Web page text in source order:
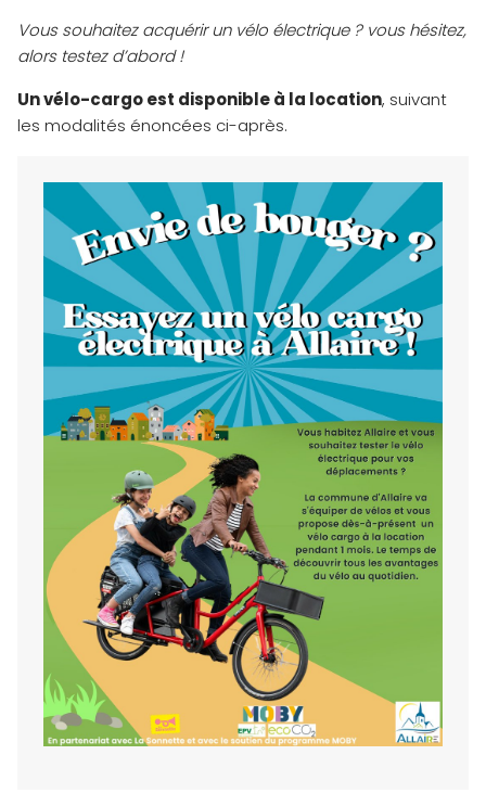
Vous souhaitez acquérir un vélo électrique ? vous hésitez,
alors testez d’abord !
Un vélo-cargo est disponible à la location, suivant
les modalités énoncées ci-après.